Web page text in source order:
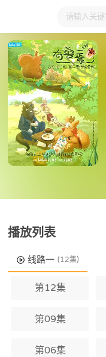
大家在看 日本动漫
播放列表
线路一 (12集)
第12集
第09集
第06集